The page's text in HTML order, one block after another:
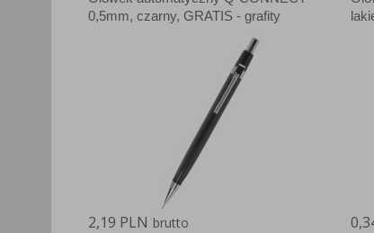
0,5mm, czarny, GRATIS - grafity
2,19 PLN brutto